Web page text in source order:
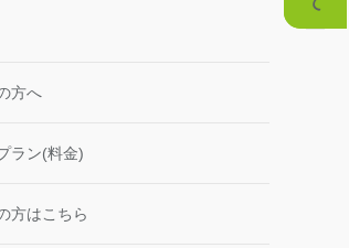
方へ
ラン(料金)
方はこちら